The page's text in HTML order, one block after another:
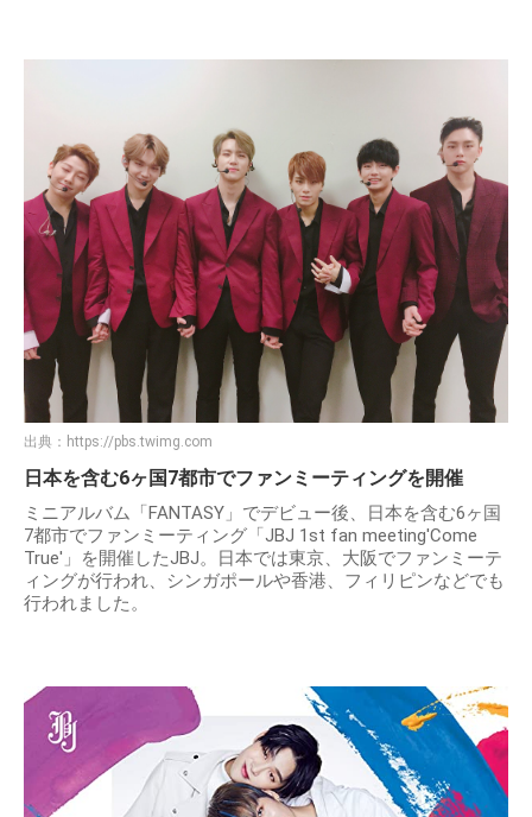
出典： https://pbs.twimg.com
日本を含む6ヶ国7都市でファンミーティングを開催
ミニアルバム「FANTASY」でデビュー後、日本を含む6ヶ国
7都市でファンミーティング「JBJ 1st fan meeting'Come
True'」を開催したJBJ。日本では東京、大阪でファンミーテ
ィングが行われ、シンガポールや香港、フィリピンなどでも
行われました。